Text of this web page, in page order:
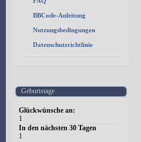
BBCode-Anleitung
Nutzungsbedingungen
Datenschutzrichtlinie
Geburtstage
Glückwünsche an:
1
In den nächsten 30 Tagen
1